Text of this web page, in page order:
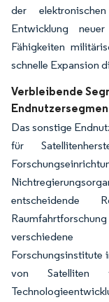
der
Entwicklung
Fähigkeiten
schnelle Expansion
Verbleibende
Das sonstige
für
verschiedene
Forschungsinstitute
von Satelliten